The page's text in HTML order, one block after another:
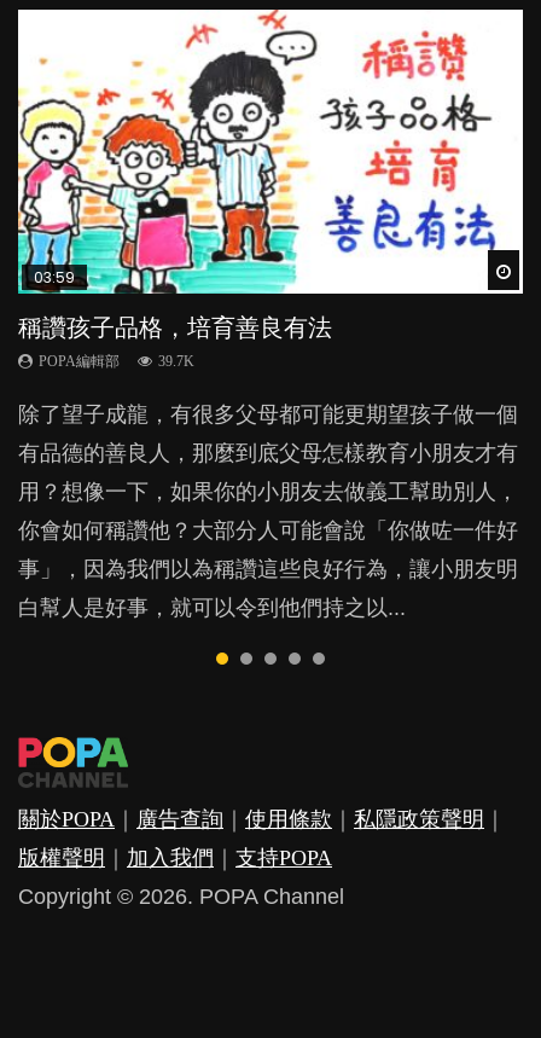
03:59
稱讚孩子品格，培育善良有法
POPA編輯部 39.7K
除了望子成龍，有很多父母都可能更期望孩子做一個
有品德的善良人，那麼到底父母怎樣教育小朋友才有
用？想像一下，如果你的小朋友去做義工幫助別人，
你會如何稱讚他？大部分人可能會說「你做咗一件好
事」，因為我們以為稱讚這些良好行為，讓小朋友明
白幫人是好事，就可以令到他們持之以...
04:28
管教｜唔打得，唔罵得，Time-out又得唔得？
POPA編輯部 36.2K
很多家長期望以time-out「暫停隔離法」，讓孩子跟
令他失控的情境隔離，從而有反思的空間。不過這方
法，卻隱藏著危機，隨時令孩子蒙受精神傷害？...
05:18
功課過量不只影響親子關係 甚至危害夫妻關
係？
上一集，我們看了一個關於功課和學業成績的綜合分
析研究。然而，要全面地解構 「功課」的功能和效
用，我們還必須聆聽孩子的感受和經歷。...
04:07
【動畫】齋講英文，高人一等？｜為學英文放
棄母語對孩子有何影響？
很多家長經常跟子女講英文，甚至由孩子一出世開
始，便已急不及待的只講英文，一句廣東話也不說。
如果家長為了讓孩子學英文，只用外語跟子女溝通，
放棄自己的母語，對小朋友會有甚麼影響？...
02:57
香港嬰兒比歐洲BB遲睡1.5小時 夜瞓如何影響長
高及免疫系統？
亞太區兒科睡眠協會的調查發現，香港0至3歲的嬰幼
兒是全世界最晚入睡。你以為睡眠時間足夠便行？其
實何時入睡對孩子也有不少影響。...
關於POPA 廣告查詢 使用條款 私隱政策聲明
版權聲明
加入我們
支持POPA
Copyright © 2026. POPA Channel